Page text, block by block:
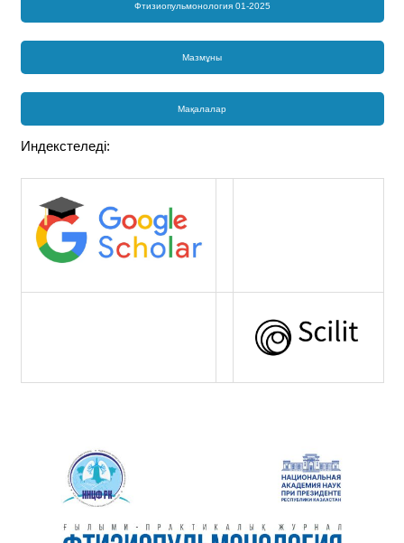
Фтизиопульмонология 01-2025
Мазмұны
Мақалалар
Индекстеледі: